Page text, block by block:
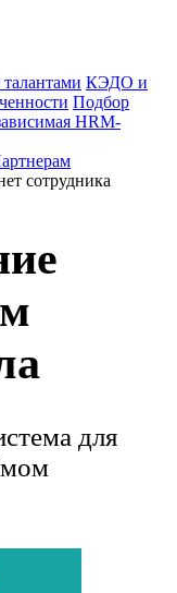
КЭДО и
Подбор
HRM-
сотрудника
для